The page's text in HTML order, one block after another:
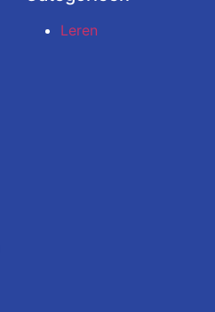
Leren